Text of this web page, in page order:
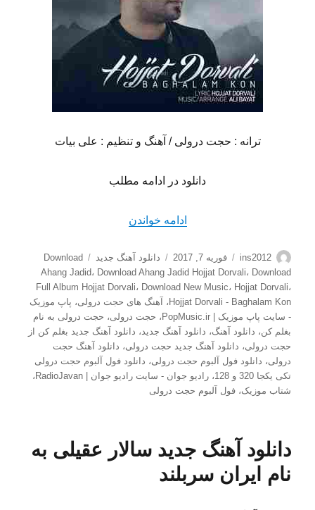
ترانه : حجت درولی / آهنگ و تنظیم : علی بیات
دانلود در ادامه مطلب
ادامه خواندن
نویسنده
ins2012
ارسال
شده
در
فوریه 7, 2017 دسته‌ها
دانلود آهنگ جدید برچسب‌ها
Download
Ahang Jadid، Download Ahang Jadid Hojjat Dorvali، Download
Full Album Hojjat Dorvali، Download New Music، Hojjat Dorvali،
Hojjat Dorvali - Baghalam Kon ، آهنگ های حجت درولی، پاپ موزیک
- سایت پاپ موزیک | PopMusic.ir
، حجت درولی، حجت درولی به نام
بغلم کن، دانلود آهنگ، دانلود آهنگ جدید ، دانلود آهنگ جدید بغلم کن از
حجت درولی، دانلود آهنگ جدید حجت درولی، دانلود آهنگ حجت
درولی، دانلود فول آلبوم حجت درولی، دانلود فول آلبوم حجت درولی
تکی یکجا 320 و 128
،رادیو جوان - سایت رادیو جوان | RadioJavan
،
شتاب موزیک،فول آلبوم حجت درولی
دانلود آهنگ جدید سالار عقیلی به
نام ایران سربلند